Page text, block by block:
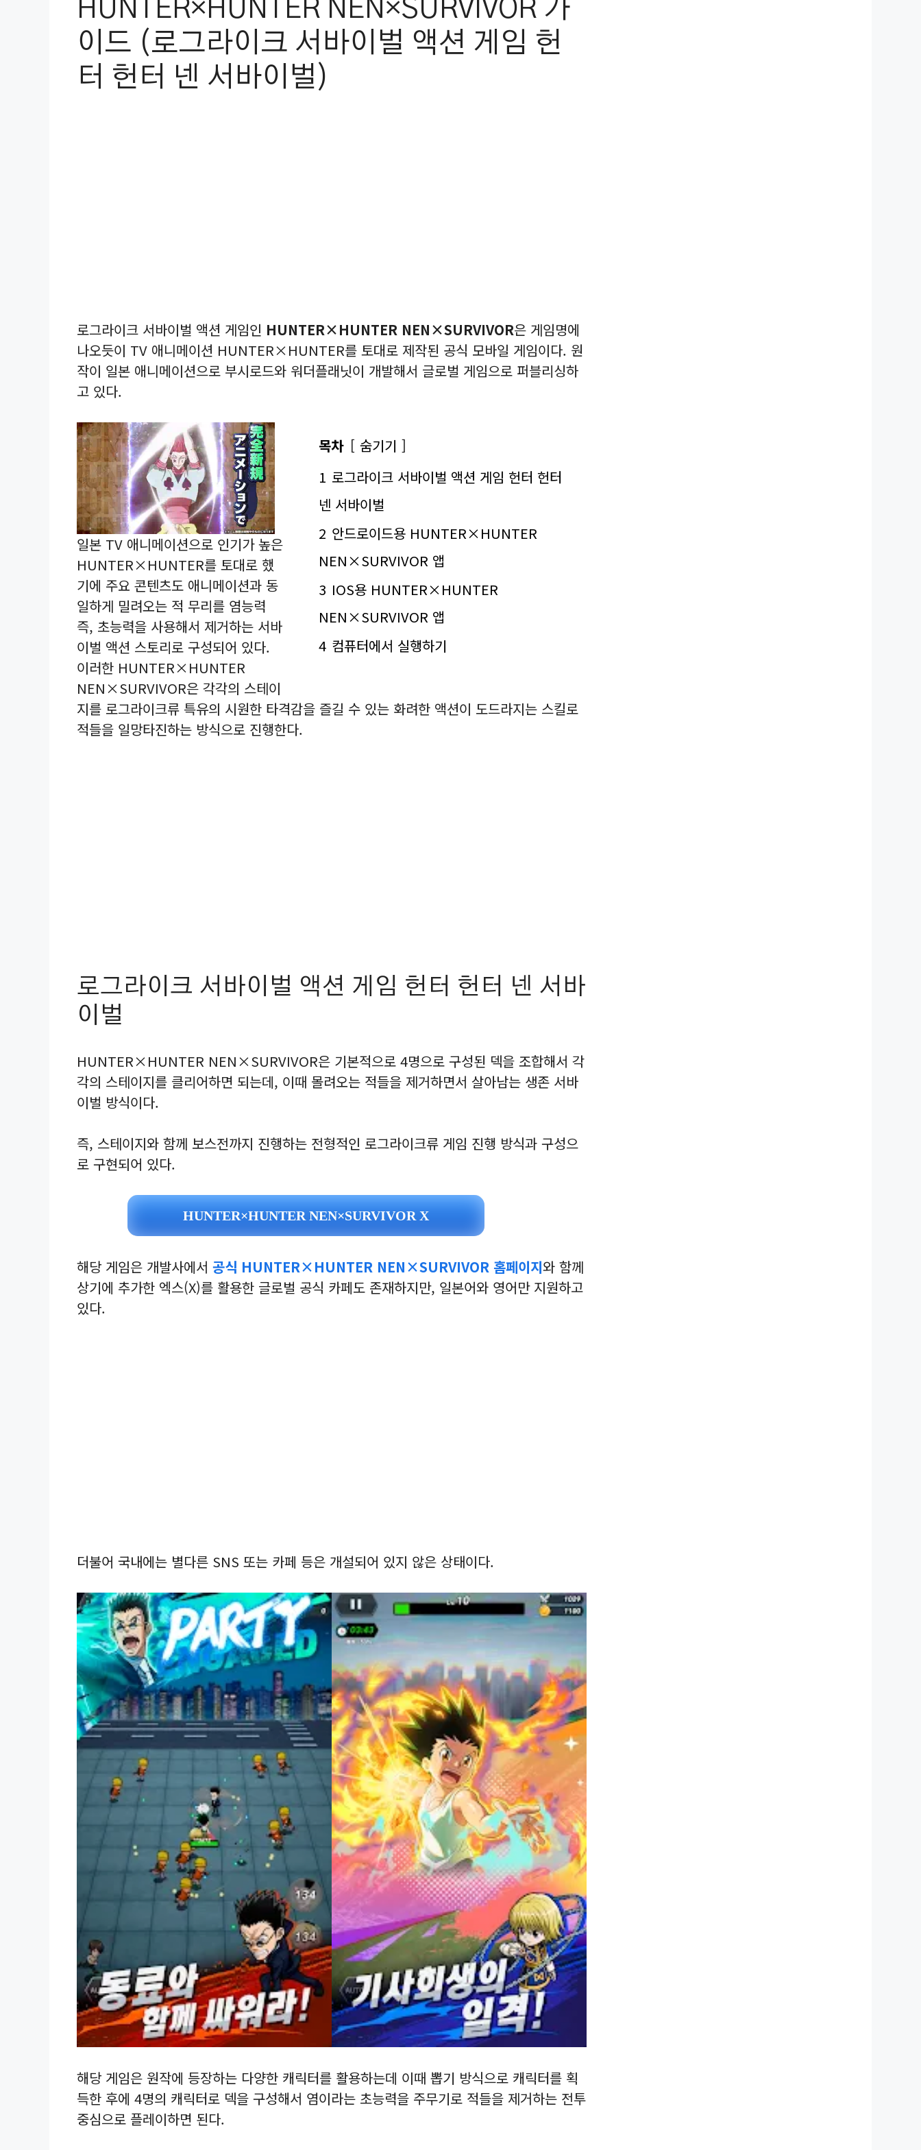
HUNTER×HUNTER NEN×SURVIVOR 가
이드 (로그라이크 서바이벌 액션 게임 헌
터 헌터 넨 서바이벌)
로그라이크 서바이벌 액션 게임인 HUNTER×HUNTER NEN×SURVIVOR은 게임명에
나오듯이 TV 애니메이션 HUNTER×HUNTER를 토대로 제작된 공식 모바일 게임이다. 원
작이 일본 애니메이션으로 부시로드와 워더플래닛이 개발해서 글로벌 게임으로 퍼블리싱하
고 있다.
목차
숨기기
1 로그라이크 서바이벌 액션 게임 헌터 헌터
넨 서바이벌
2 안드로이드용 HUNTER×HUNTER
NEN×SURVIVOR 앱
3 IOS용 HUNTER×HUNTER
NEN×SURVIVOR 앱
4 컴퓨터에서 실행하기
일본 TV 애니메이션으로 인기가 높은
HUNTER×HUNTER를 토대로 했
기에 주요 콘텐츠도 애니메이션과 동
일하게 밀려오는 적 무리를 염능력
즉, 초능력을 사용해서 제거하는 서바
이벌 액션 스토리로 구성되어 있다.
이러한 HUNTER×HUNTER
NEN×SURVIVOR은 각각의 스테이
지를 로그라이크류 특유의 시원한 타격감을 즐길 수 있는 화려한 액션이 도드라지는 스킬로
적들을 일망타진하는 방식으로 진행한다.
로그라이크 서바이벌 액션 게임 헌터 헌터 넨 서바
이벌
HUNTER×HUNTER NEN×SURVIVOR은 기본적으로 4명으로 구성된 덱을 조합해서 각
각의 스테이지를 클리어하면 되는데, 이때 몰려오는 적들을 제거하면서 살아남는 생존 서바
이벌 방식이다.
즉, 스테이지와 함께 보스전까지 진행하는 전형적인 로그라이크류 게임 진행 방식과 구성으
로 구현되어 있다.
HUNTER×HUNTER NEN×SURVIVOR X
해당 게임은 개발사에서 공식 HUNTER×HUNTER NEN×SURVIVOR 홈페이지와 함께
상기에 추가한 엑스(X)를 활용한 글로벌 공식 카페도 존재하지만, 일본어와 영어만 지원하고
있다.
더불어 국내에는 별다른 SNS 또는 카페 등은 개설되어 있지 않은 상태이다.
해당 게임은 원작에 등장하는 다양한 캐릭터를 활용하는데 이때 뽑기 방식으로 캐릭터를 획
득한 후에 4명의 캐릭터로 덱을 구성해서 염이라는 초능력을 주무기로 적들을 제거하는 전투
중심으로 플레이하면 된다.